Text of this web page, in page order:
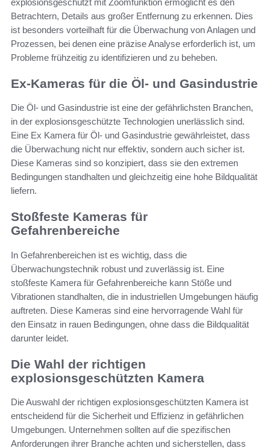
Betrachtern, Details aus großer Entfernung zu erkennen. Dies
ist besonders vorteilhaft für die Überwachung von Anlagen und
Prozessen, bei denen eine präzise Analyse erforderlich ist, um
Probleme frühzeitig zu identifizieren und zu beheben.
Ex-Kameras für die Öl- und Gasindustrie
Die Öl- und Gasindustrie ist eine der gefährlichsten Branchen,
in der explosionsgeschützte Technologien unerlässlich sind.
Eine Ex Kamera für Öl- und Gasindustrie gewährleistet, dass
die Überwachung nicht nur effektiv, sondern auch sicher ist.
Diese Kameras sind so konzipiert, dass sie den extremen
Bedingungen standhalten und gleichzeitig eine hohe Bildqualität
liefern.
Stoßfeste Kameras für
Gefahrenbereiche
In Gefahrenbereichen ist es wichtig, dass die
Überwachungstechnik robust und zuverlässig ist. Eine
stoßfeste Kamera für Gefahrenbereiche kann Stöße und
Vibrationen standhalten, die in industriellen Umgebungen häufig
auftreten. Diese Kameras sind eine hervorragende Wahl für
den Einsatz in rauen Bedingungen, ohne dass die Bildqualität
darunter leidet.
Die Wahl der richtigen
explosionsgeschützten Kamera
Die Auswahl der richtigen explosionsgeschützten Kamera ist
entscheidend für die Sicherheit und Effizienz in gefährlichen
Umgebungen. Unternehmen sollten auf die spezifischen
Anforderungen ihrer Branche achten und sicherstellen, dass